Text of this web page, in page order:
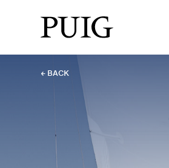
← BACK